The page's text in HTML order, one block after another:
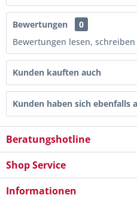
Bewertungen
0
Bewertungen lesen,
Kunden kauften auch
Kunden haben sich ebenfalls
Beratungshotline
Shop Service
Informationen